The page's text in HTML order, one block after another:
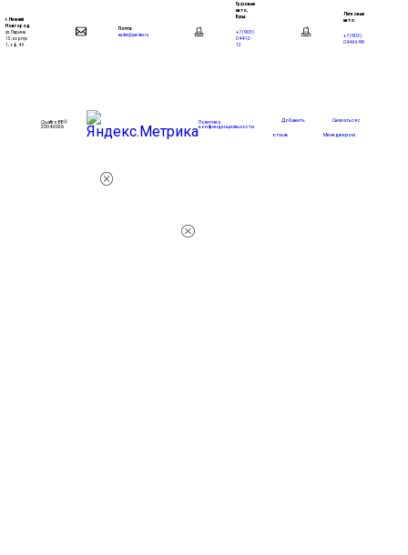
г. Нижний
Новгород
ул. Ларина
15, корпус
1, оф. 49
Почта:
eadnn@yandex.ru
Грузовые
авто,
Бусы:
+7 (903)
044-12-
12
Легковые
авто:
+7 (903)
044-66-99
Quattro88 ©
2004-2026
Политика
конфинденциальности
Добавить
отзыв
Связаться с
Менеджером